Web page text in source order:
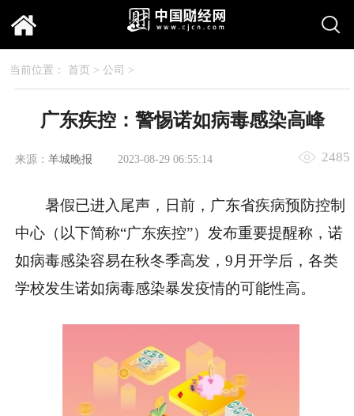
当前位置： 首页 > 公司 >
广东疾控：警惕诺如病毒感染高峰
来源： 羊城晚报 2023-08-29 06:55:14 2485
暑假已进入尾声，日前，广东省疾病预防控制
中心（以下简称“广东疾控”）发布重要提醒称，诺
如病毒感染容易在秋冬季高发，9月开学后，各类
学校发生诺如病毒感染暴发疫情的可能性高。